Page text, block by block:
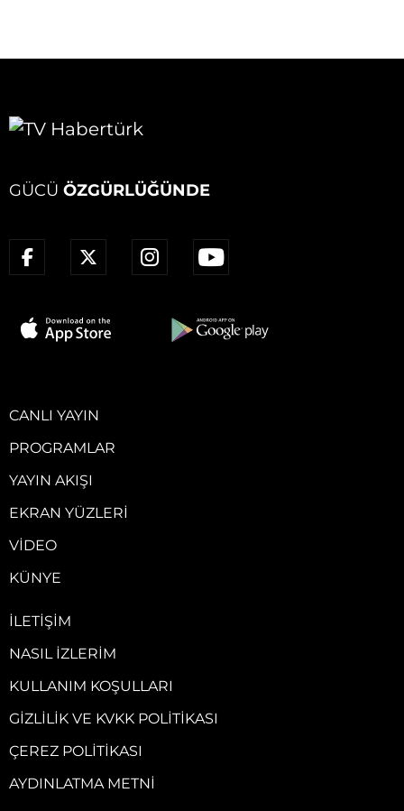
GÜCÜ ÖZGÜRLÜĞÜNDE
CANLI YAYIN
PROGRAMLAR
YAYIN AKIŞI
EKRAN YÜZLERI
VIDEO
KÜNYE
İLETIŞIM
NASIL İZLERIM
KULLANIM KOŞULLARI
GIZLILIK VE KVKK POLITIKASI
ÇEREZ POLITIKASI
AYDINLATMA METNI